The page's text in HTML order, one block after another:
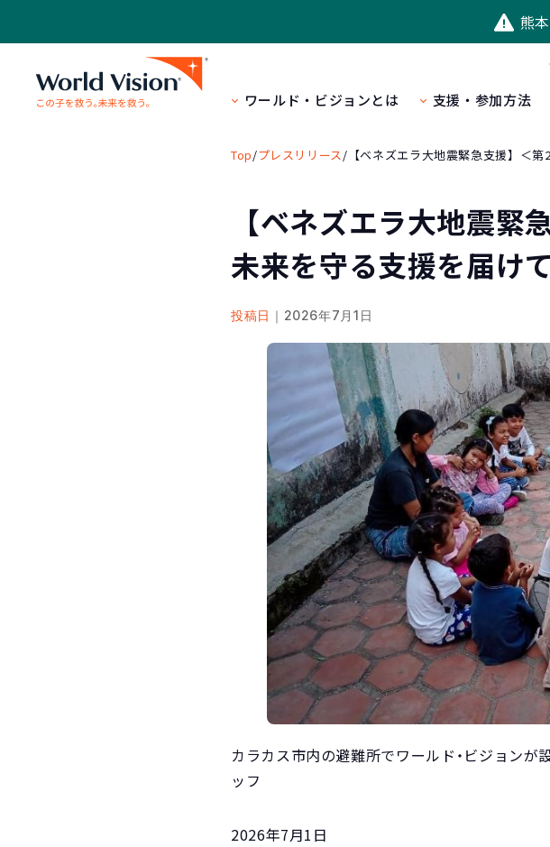
熊
ワールド・ビジョンとは 支援・参加方法
Top/プレスリリース / 【ベネズエラ大地震緊急支援】＜
【ベネズエラ大地震緊
未来を守る支援を届け
投稿日 ｜2026年7月1日
カラカス市内の避難所でワールド・ビジョン
ッフ
2026年7月1日